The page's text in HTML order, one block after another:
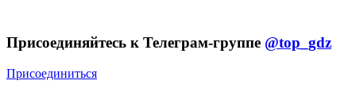
Присоединяйтесь к Телеграм-группе @top_gdz
Присоединиться